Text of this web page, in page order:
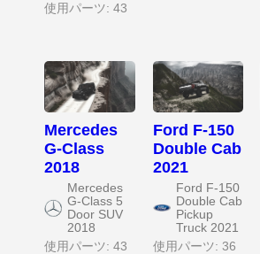
使用パーツ: 43
Mercedes
G-Class
2018
Mercedes
G-Class 5
Door SUV
2018
使用パーツ: 43
Ford F-150
Double Cab
2021
Ford F-150
Double Cab
Pickup
Truck 2021
使用パーツ: 36